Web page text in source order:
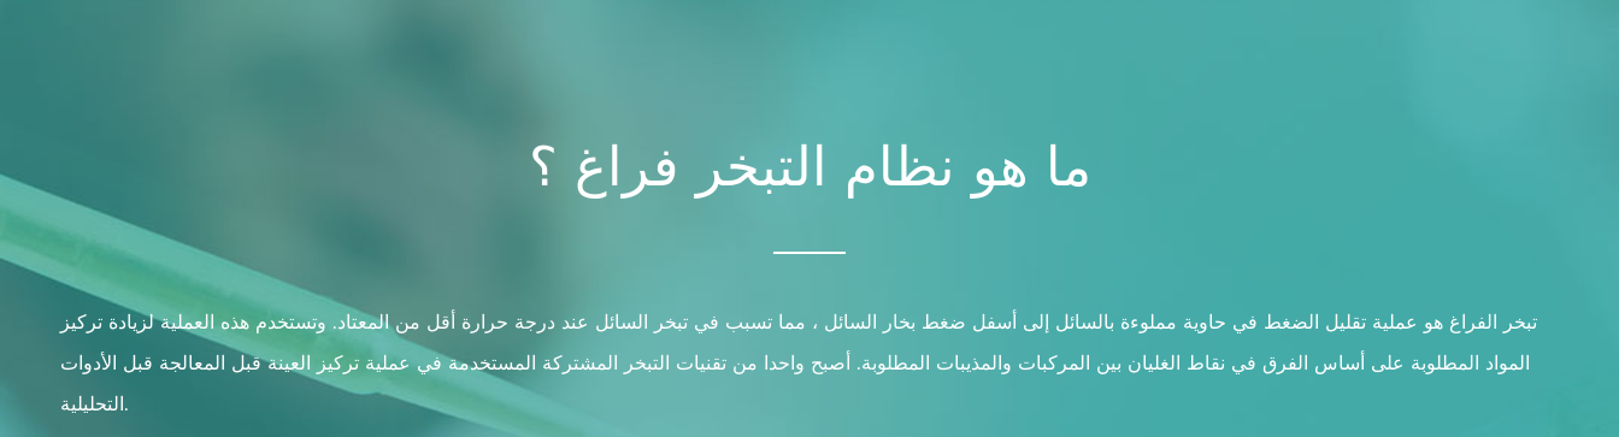
ما هو نظام التبخر فراغ ؟
تبخر الفراغ هو عملية تقليل الضغط في حاوية مملوءة بالسائل إلى أسفل ضغط بخار السائل ، مما تسبب في تبخر السائل عند درجة حرارة أقل من المعتاد. وتستخدم هذه العملية لزيادة تركيز
المواد المطلوبة على أساس الفرق في نقاط الغليان بين المركبات والمذيبات المطلوبة. أصبح واحدا من تقنيات التبخر المشتركة المستخدمة في عملية تركيز العينة قبل المعالجة قبل الأدوات
التحليلية.